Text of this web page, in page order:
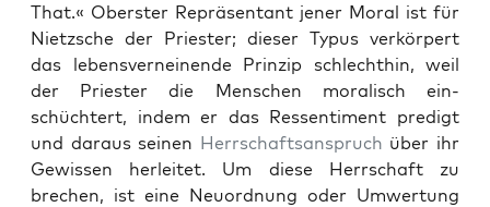
That.« Ober­ster Repräsen­tant jen­er Moral ist für
Niet­zsche der Priester; dieser Typus verkör­pert
das lebensverneinende Prinzip schlechthin, weil
der Priester die Men­schen moralisch ein­
schüchtert, indem er das Ressen­ti­ment predigt
und daraus seinen Herrschaft­sanspruch über ihr
Gewis­sen her­leit­et. Um diese Herrschaft zu
brechen, ist eine Neuord­nung oder Umw­er­tung